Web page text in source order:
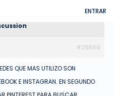
ENTRAR
#28868
QUE MAS UTILIZO SON
E INSTAGRAN. EN SEGUNDO